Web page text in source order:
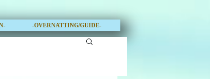
-OVERNATTING/GUIDE-